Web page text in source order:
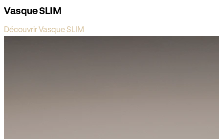
Vasque SLIM
Découvrir Vasque SLIM